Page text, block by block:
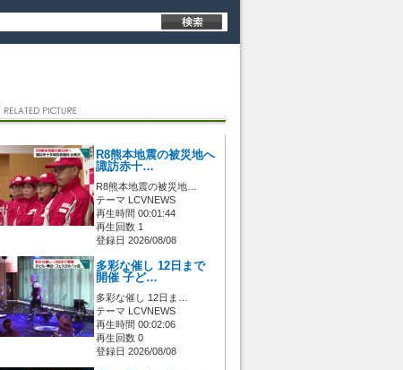
R8熊本地震の被災地へ
諏訪赤十…
R8熊本地震の被災地…
テーマ LCVNEWS
再生時間 00:01:44
再生回数 1
登録日 2026/08/08
多彩な催し 12日まで
開催 子ど…
多彩な催し 12日ま…
テーマ LCVNEWS
再生時間 00:02:06
再生回数 0
登録日 2026/08/08